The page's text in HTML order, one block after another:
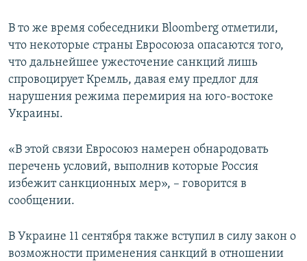
В то же время собеседники Bloomberg отметили,
что некоторые страны Евросоюза опасаются того,
что дальнейшее ужесточение санкций лишь
спровоцирует Кремль, давая ему предлог для
нарушения режима перемирия на юго-востоке
Украины.
«В этой связи Евросоюз намерен обнародовать
перечень условий, выполнив которые Россия
избежит санкционных мер», – говорится в
сообщении.
В Украине 11 сентября также вступил в силу закон о
возможности применения санкций в отношении